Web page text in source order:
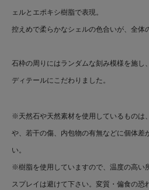
ェルとエポキシ樹脂で表現。
控えめで柔らかなシェルの色合いが、全体
石枠の周りにはランダムな刻み模様を施し
ディテールにこだわりました。
※天然石や天然素材を使用しているものは
や、若干の傷、内包物の有無などに個体差
い。
※樹脂を使用していますので、温度の高い
スプレイは避けて下さい。変質・偏食の恐